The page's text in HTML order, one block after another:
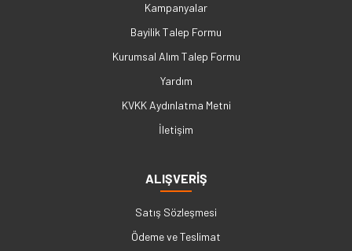
Kampanyalar
Bayilik Talep Formu
Kurumsal Alım Talep Formu
Yardım
KVKK Aydınlatma Metni
İletişim
ALIŞVERİŞ
Satış Sözleşmesi
Ödeme ve Teslimat